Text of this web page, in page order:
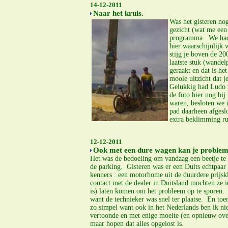
14-12-2011
Naar het kruis.
Was het gisteren
gezicht (wat me
programma. We
hier waarschijnlijk
stijg je boven de
laatste stuk
geraakt en dat is
mooie uitzicht dat
Gelukkig had Ludo
de foto hier nog bij
waren, besloten
pad daarheen
extra beklimming
12-12-2011
Ook met een dure wagen kan je
Het was de bedoeling om vandaag een beetje
de parking. Gisteren was er een Duits
kenners : een motorhome uit de duurdere
contact met de dealer in Duitsland mochten ze
is) laten komen om het probleem op te
want de technieker was snel ter plaatse. En
zo simpel want ook in het Nederlands ben ik
vertoonde en met enige moeite (en opnieuw
maar hopen dat alles opgelost is.